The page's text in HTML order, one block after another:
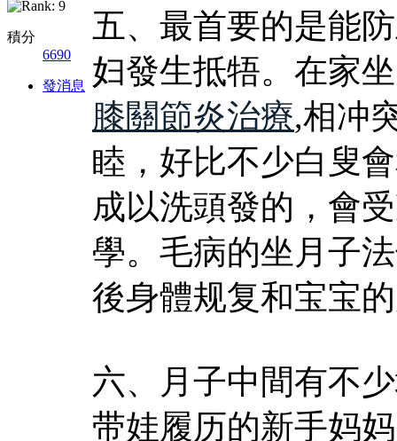
積分
6690
發消息
五、最首要的是能
妇發生抵牾。在家
膝關節炎治療,相冲
睦，好比不少白叟
成以洗頭發的，會
學。毛病的坐月子
後身體规复和宝宝
六、月子中間有不
带娃履历的新手妈